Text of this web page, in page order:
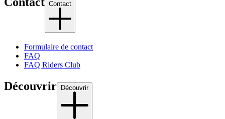
Contact
Formulaire de contact
FAQ
FAQ Riders Club
Découvrir Découvrir